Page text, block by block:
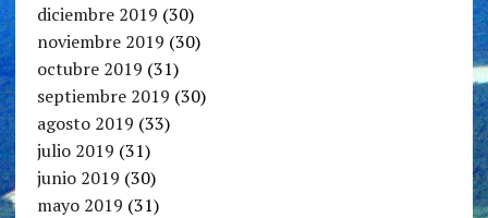
diciembre 2019 (30)
noviembre 2019 (30)
octubre 2019 (31)
septiembre 2019 (30)
agosto 2019 (33)
julio 2019 (31)
junio 2019 (30)
mayo 2019 (31)